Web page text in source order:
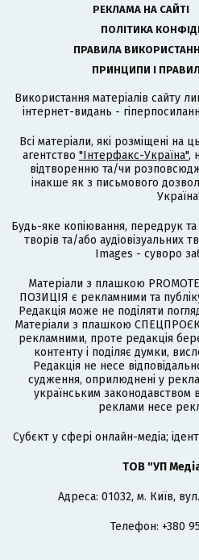
РЕКЛАМА НА САЙТІ
ПОЛІТИКА
ПРАВИЛА
ПРИНЦИПИ І
Використання матеріалів сайту
інтернет-видань -
Всі матеріали, які розміщені на
агентство "Інтерфакс-Україна",
відтворенню та/чи
інакше як з письмового
Будь-яке копіювання, передрук
творів та/або аудіовізуальних
Images - суворо
Матеріали з плашкою
ПОЗИЦІЯ є рекламними та
Редакція може не поділяти
Матеріали з плашкою
рекламними, проте редакція
контенту і поділяє думки,
Редакція не несе
судження, оприлюднені у
українським законодавством
реклами несе
Cубєкт у сфері онлайн-медіа;
ТОВ "УП
Адреса: 01032, м. Київ,
Телефон: +380